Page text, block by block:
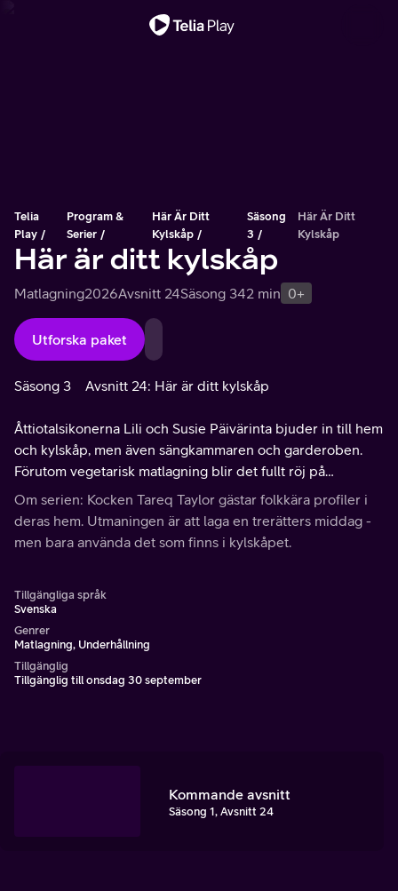
Telia
Play
Program &
Serier
Här Är Ditt
Kylskåp
Säsong
3
Här Är Ditt
Kylskåp
Här är ditt kylskåp
Matlagning2026Avsnitt 24Säsong 342 min 0+
Utforska paket
Säsong 3 Avsnitt 24: Här är ditt kylskåp
Åttiotalsikonerna Lili och Susie Päivärinta bjuder in till hem
och kylskåp, men även sängkammaren och garderoben.
Förutom vegetarisk matlagning blir det fullt röj på
dansgolvet. Som gäst kommer ytterligare en djurvän -
Suzanne Axell.
Om serien: Kocken Tareq Taylor gästar folkkära profiler i
deras hem. Utmaningen är att laga en trerätters middag -
men bara använda det som finns i kylskåpet.
Tillgängliga språk
Svenska
Genrer
Matlagning, Underhållning
Tillgänglig
Tillgänglig till onsdag 30 september
Kommande avsnitt
Säsong 1, Avsnitt 24